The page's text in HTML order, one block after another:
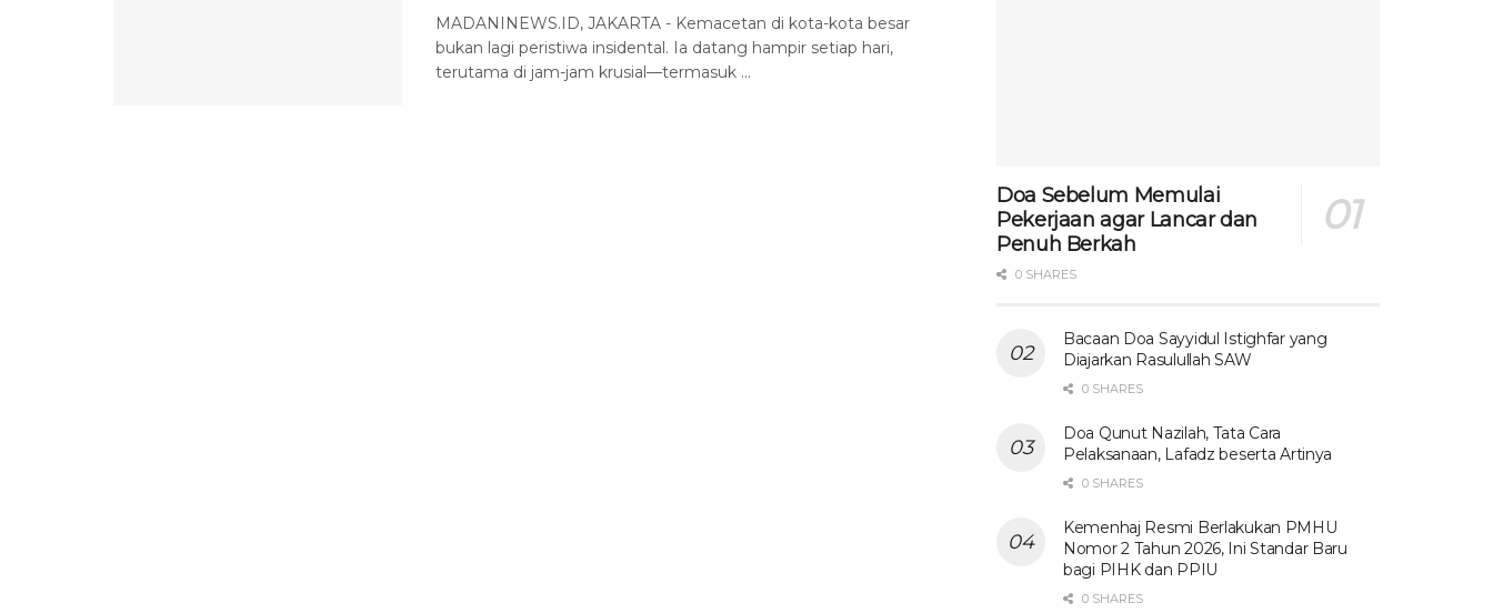
MADANINEWS.ID, JAKARTA - Kemacetan di kota-kota besar
bukan lagi peristiwa insidental. Ia datang hampir setiap hari,
terutama di jam-jam krusial—termasuk ...
Doa Sebelum Memulai
Pekerjaan agar Lancar dan
Penuh Berkah
0 SHARES
Bacaan Doa Sayyidul Istighfar yang
Diajarkan Rasulullah SAW
0 SHARES
Doa Qunut Nazilah, Tata Cara
Pelaksanaan, Lafadz beserta Artinya
0 SHARES
Kemenhaj Resmi Berlakukan PMHU
Nomor 2 Tahun 2026, Ini Standar Baru
bagi PIHK dan PPIU
0 SHARES